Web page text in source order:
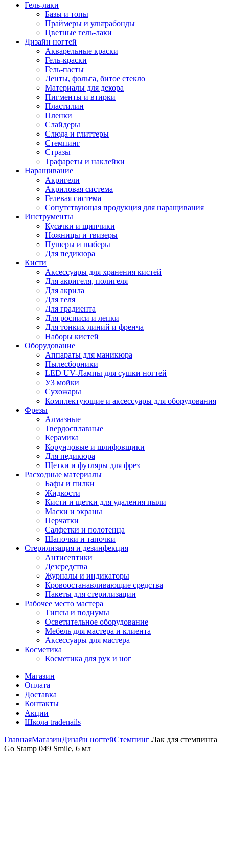
Гель-лаки
Базы и топы
Праймеры и ультрабонды
Цветные гель-лаки
Дизайн ногтей
Акварельные краски
Гель-краски
Гель-пасты
Ленты, фольга, битое стекло
Материалы для декора
Пигменты и втирки
Пластилин
Пленки
Слайдеры
Слюда и глиттеры
Стемпинг
Стразы
Трафареты и наклейки
Наращивание
Акригели
Акриловая система
Гелевая система
Сопутствующая продукция для наращивания
Инструменты
Кусачки и щипчики
Ножницы и твизеры
Пушеры и шаберы
Для педикюра
Кисти
Аксессуары для хранения кистей
Для акригеля, полигеля
Для акрила
Для геля
Для градиента
Для росписи и лепки
Для тонких линий и френча
Наборы кистей
Оборудование
Аппараты для маникюра
Пылесборники
LED UV-Лампы для сушки ногтей
УЗ мойки
Сухожары
Комплектующие и аксессуары для оборудования
Фрезы
Алмазные
Твердосплавные
Керамика
Корундовые и шлифовщики
Для педикюра
Щетки и футляры для фрез
Расходные материалы
Бафы и пилки
Жидкости
Кисти и щетки для удаления пыли
Маски и экраны
Перчатки
Салфетки и полотенца
Шапочки и тапочки
Стерилизация и дезинфекция
Антисептики
Дезсредства
Журналы и индикаторы
Кровоостанавливающие средства
Пакеты для стерилизации
Рабочее место мастера
Типсы и подиумы
Осветительное оборудование
Мебель для мастера и клиента
Аксессуары для мастера
Косметика
Косметика для рук и ног
Магазин
Оплата
Доставка
Контакты
Акции
Школа tradenails
ГлавнаяМагазинДизайн ногтейСтемпинг Лак для стемпинга
Go Stamp 049 Smile, 6 мл